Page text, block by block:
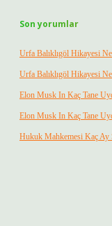
Son yorumlar
Urfa Balıklıgöl Hikayesi
Urfa Balıklıgöl Hikayesi
Elon Musk In Kaç Tane
Elon Musk In Kaç Tane
Hukuk Mahkemesi Kaç Ay